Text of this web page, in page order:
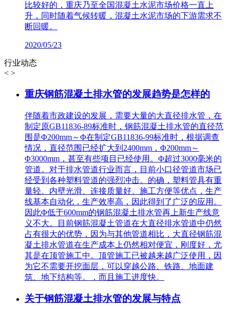
比较好的，重庆乃至全国混凝土水泥市场价格一直上
升，同时随着气候转暖，混凝土水泥市场的下游需求不
断回暖。
2020/05/23
行业动态
< >
重庆钢筋混凝土排水管的发展趋势是怎样的
伴随着市政建设的发展，需要大量的大直径排水管，在
制定原GB11836-89标准时，钢筋混凝土排水管的直径范
围是Φ200mm～Φ在制定GB11836-99标准时，根据调查
情况，直径范围已经扩大到2400mm，Φ200mm～
Φ3000mm，甚至有些项目已经使用。Φ超过3000毫米的
管道。对于排水管道行业而言，目前小口径管道市场已
经受到各种塑料管道的强烈冲击。的确，塑料管具有重
量轻、内壁光滑、连接质量好、施工方便等优点，生产
线基本自动化，生产效率高，因此得到了广泛的应用。
因此Φ低于600mm的钢筋混凝土排水管再上新生产线意
义不大。目前钢筋混凝土管道在大直径排水管道中仍然
占有很大的优势，因为与其他管道相比，大直径钢筋混
凝土排水管道在生产成本上仍然相对便宜，刚度好，尤
其是在顶管施工中。顶管施工已被越来越广泛使用，因
为它不需要开挖面层，可以穿越公路、铁路、地面建
筑、地下结构等。，而且施工进度快。
关于钢筋混凝土排水管的发展与特点